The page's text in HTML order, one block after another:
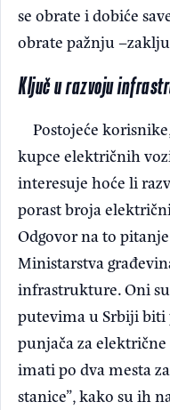
se obrate i dobiće
obrate pažnju
Ključ u razvoju
Postojeće
kupce električnih
interesuje hoće li
porast broja
Odgovor na to
Ministarstva
infrastrukture. Oni
putevima u Srbiji biti
punjača za
imati po dva mesta
stanice”, kako su ih